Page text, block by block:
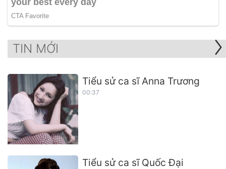
TIN MỚI
Tiểu sử ca sĩ Anna Trương
00:37
Tiểu sử ca sĩ Quốc Đại